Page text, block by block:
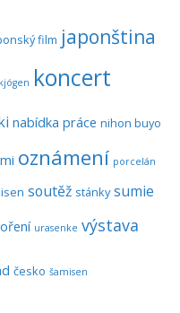
film japonština
kjógen koncert
nabídka práce nihon buyo
oznámení porcelán
soutěž stánky sumie
urasenke výstava
česko šamisen